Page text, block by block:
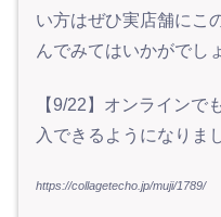
い方はぜひ実店舗にこ
んでみてはいかがでし
【9/22】オンラインで
入できるようになりま
https://collagetecho.jp/muji/1789/